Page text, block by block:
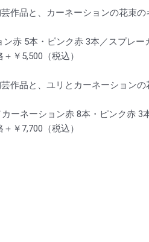
作品と、カーネーションの花束の
ン赤 5本・ピンク赤 3本／スプレ
￥5,500（税込）
作品と、ユリとカーネーションの
ーネーション赤 8本・ピンク赤
￥7,700（税込）